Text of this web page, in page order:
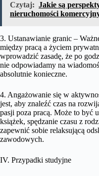
Czytaj: Jakie są
nieruchomości
3. Ustanawianie granic –
między pracą a życiem
wprowadzić zasadę, że po
nie odpowiadamy na
absolutnie konieczne.
4. Angażowanie się w
jest, aby znaleźć czas na
pasji poza pracą. Może to być
książek, spędzanie czasu z
zapewnić sobie relaksującą
zawodowych.
IV. Przypadki studyjne